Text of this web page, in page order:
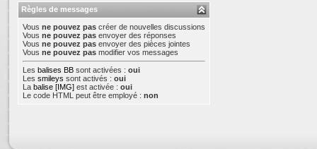
Règles de messages
Vous ne pouvez pas créer de nouvelles discussions
Vous ne pouvez pas envoyer des réponses
Vous ne pouvez pas envoyer des pièces jointes
Vous ne pouvez pas modifier vos messages
Les balises BB sont activées : oui
Les smileys sont activés : oui
La balise [IMG] est activée : oui
Le code HTML peut être employé : non